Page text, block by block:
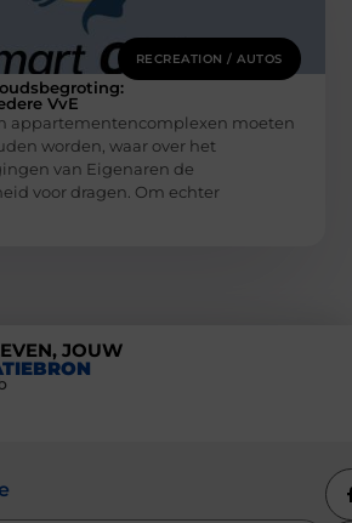
RECREATION / AUTOS
VvE
appartementencomplexen moeten
worden, waar over het
van Eigenaren de
voor dragen. Om echter
JOUW